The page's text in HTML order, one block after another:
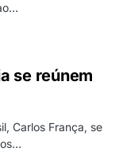
se reúnem
Carlos França, se